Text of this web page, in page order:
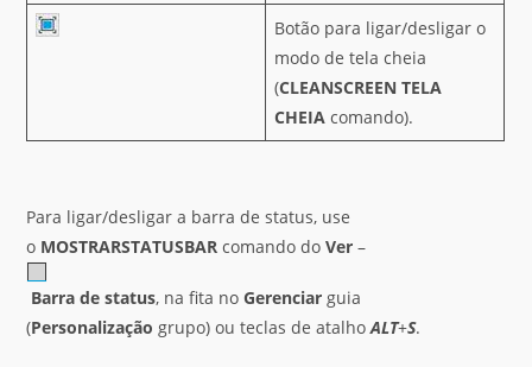
Botão para ligar/desligar o
modo de tela cheia
(CLEANSCREEN TELA
CHEIA comando).
Para ligar/desligar a barra de status, use
o MOSTRARSTATUSBAR comando doVer –
Barra de status, na fita noGerenciar guia
(Personalização grupo) ou teclas de atalhoALT+S.